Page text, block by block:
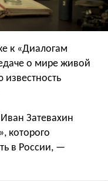
к «Диалогам
о мире живой
Затевахин
которого
в России, —